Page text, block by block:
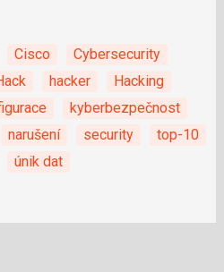
Cisco
Cybersecurity
hacker
Hacking
kyberbezpečnost
narušení security
top-10
únik dat